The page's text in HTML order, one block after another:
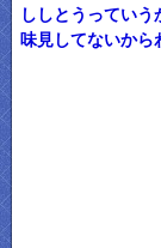
ししとうっていう
味見してないから